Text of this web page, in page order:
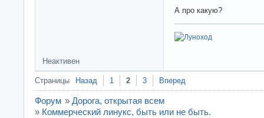
А про какую?
Неактивен
Страницы Назад 1 2 3 Вперед
Форум » Дорога, открытая всем
» Коммерческий линукс, быть или не быть.